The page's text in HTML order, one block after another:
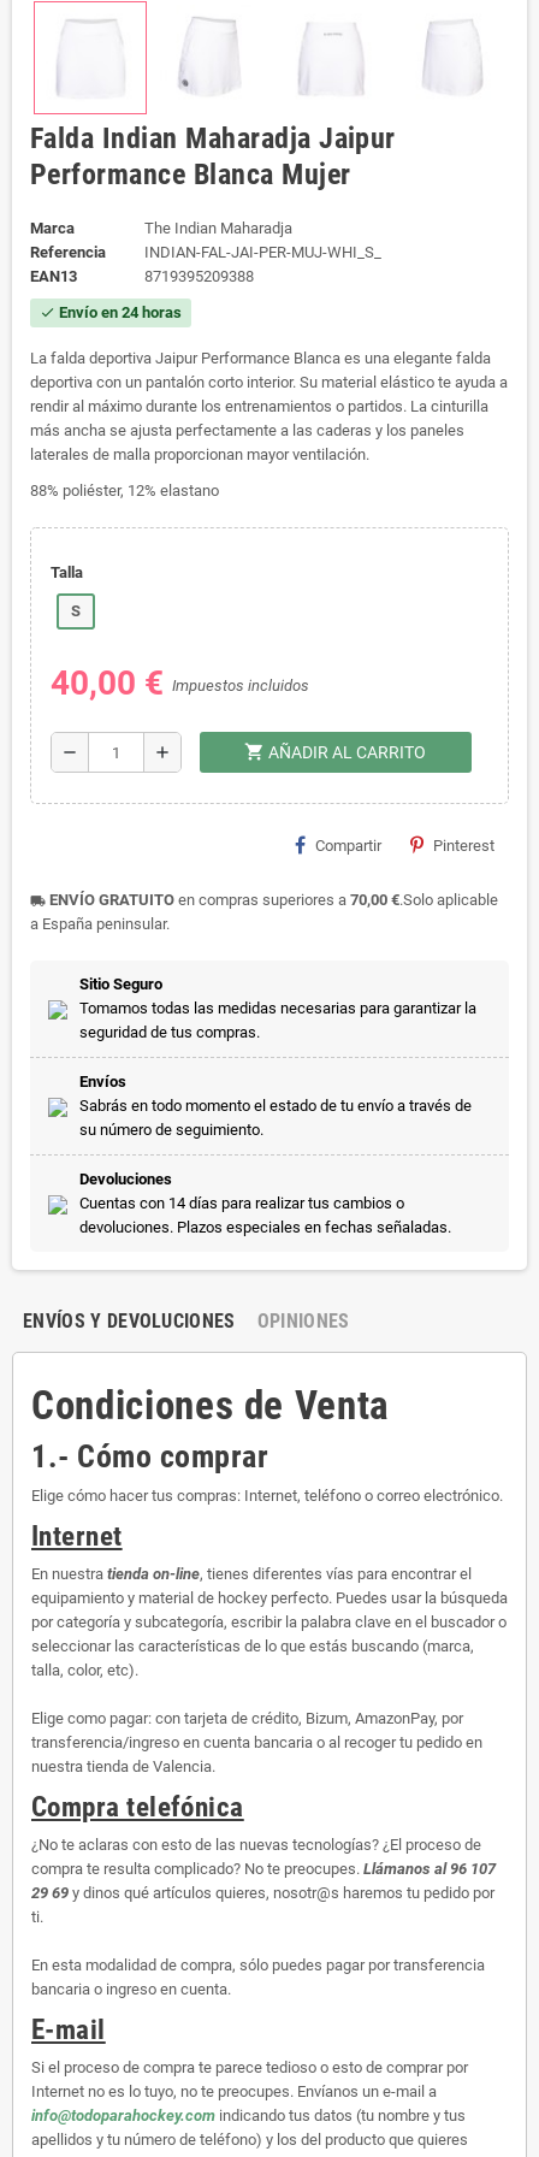
Falda Indian Maharadja Jaipur
Performance Blanca Mujer
Marca
The Indian Maharadja
Referencia
INDIAN-FAL-JAI-PER-MUJ-WHI_S_
EAN13
8719395209388
check Envío en 24 horas
La falda deportiva Jaipur Performance Blanca es una elegante falda
deportiva con un pantalón corto interior. Su material elástico te ayuda a
rendir al máximo durante los entrenamientos o partidos. La cinturilla
más ancha se ajusta perfectamente a las caderas y los paneles
laterales de malla proporcionan mayor ventilación.
88% poliéster, 12% elastano
Talla
S
40,00 € Impuestos incluidos
remove add shopping_cart AÑADIR AL CARRITO
Compartir Pinterest
local_shipping ENVÍO GRATUITO en compras superiores a 70,00 €.Solo aplicable
a España peninsular.
Sitio Seguro
Tomamos todas las medidas necesarias para garantizar la
seguridad de tus compras.
Envíos
Sabrás en todo momento el estado de tu envío a través de
su número de seguimiento.
Devoluciones
Cuentas con 14 días para realizar tus cambios o
devoluciones. Plazos especiales en fechas señaladas.
ENVÍOS Y DEVOLUCIONES OPINIONES
Condiciones de Venta
1.- Cómo comprar
Elige cómo hacer tus compras: Internet, teléfono o correo electrónico.
Internet
En nuestra tienda on-line, tienes diferentes vías para encontrar el
equipamiento y material de hockey perfecto. Puedes usar la búsqueda
por categoría y subcategoría, escribir la palabra clave en el buscador o
seleccionar las características de lo que estás buscando (marca,
talla, color, etc).
Elige como pagar: con tarjeta de crédito, Bizum, AmazonPay, por
transferencia/ingreso en cuenta bancaria o al recoger tu pedido en
nuestra tienda de Valencia.
Compra telefónica
¿No te aclaras con esto de las nuevas tecnologías? ¿El proceso de
compra te resulta complicado? No te preocupes. Llámanos al 96 107
29 69 y dinos qué artículos quieres, nosotr@s haremos tu pedido por
ti.
En esta modalidad de compra, sólo puedes pagar por transferencia
bancaria o ingreso en cuenta.
E-mail
Si el proceso de compra te parece tedioso o esto de comprar por
Internet no es lo tuyo, no te preocupes. Envíanos un e-mail a
info@todoparahockey.com indicando tus datos (tu nombre y tus
apellidos y tu número de teléfono) y los del producto que quieres